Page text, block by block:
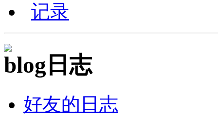
记录
日志
好友的日志